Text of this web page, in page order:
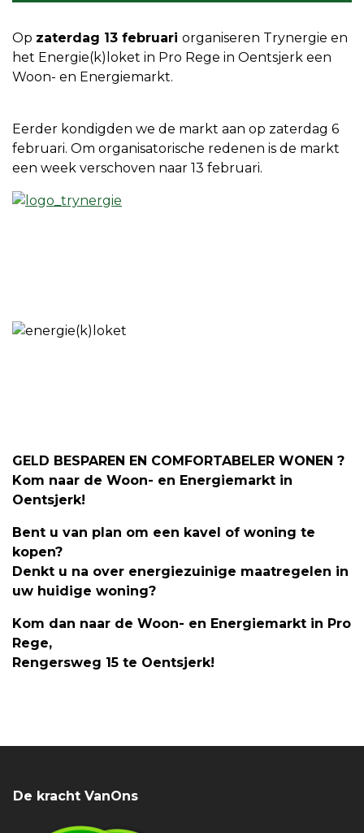
Op zaterdag 13 februari organiseren Trynergie en
het Energie(k)loket in Pro Rege in Oentsjerk een
Woon- en Energiemarkt.
Eerder kondigden we de markt aan op zaterdag 6
februari. Om organisatorische redenen is de markt
een week verschoven naar 13 februari.
GELD BESPAREN EN COMFORTABELER WONEN ?
Kom naar de Woon- en Energiemarkt in
Oentsjerk!
Bent u van plan om een kavel of woning te
kopen?
Denkt u na over energiezuinige maatregelen in
uw huidige woning?
Kom dan naar de Woon- en Energiemarkt in Pro
Rege,
Rengersweg 15 te Oentsjerk!
De kracht VanOns